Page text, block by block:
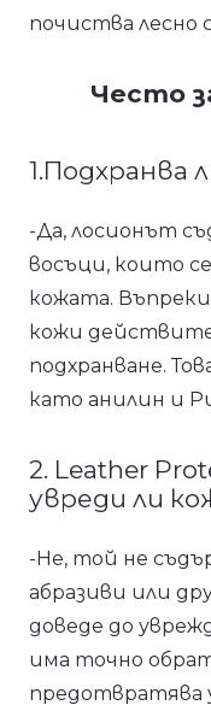
почиства лесно
Често
1.Подхранва
-Да, лосионът
восъци, които
кожата.
кожи
подхранване.
като анилин и
2. Leather
увреди ли
-Не, той не
абразиви или
доведе до
има точно
предотвратява